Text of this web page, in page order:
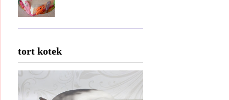
tort kotek